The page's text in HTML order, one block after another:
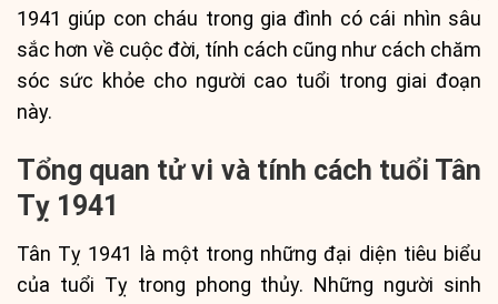
1941 giúp con cháu trong gia đình có cái nhìn sâu
sắc hơn về cuộc đời, tính cách cũng như cách chăm
sóc sức khỏe cho người cao tuổi trong giai đoạn
này.
Tổng quan tử vi và tính cách tuổi Tân
Tỵ 1941
Tân Tỵ 1941 là một trong những đại diện tiêu biểu
của tuổi Tỵ trong phong thủy. Những người sinh